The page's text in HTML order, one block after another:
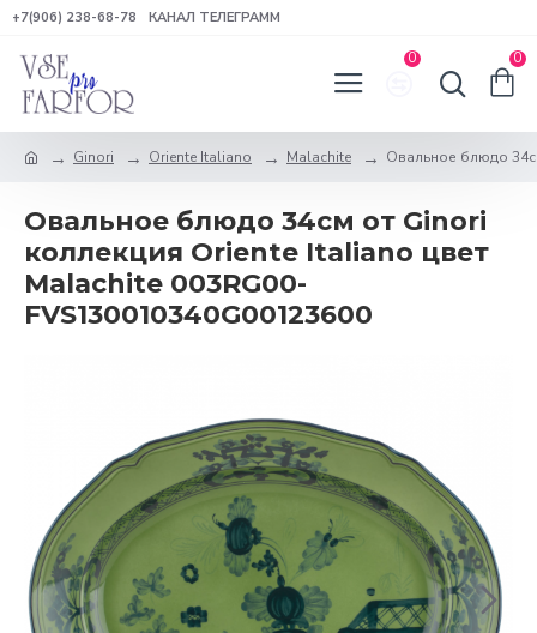
+7(906) 238-68-78 КАНАЛ ТЕЛЕГРАММ
0 0
Ginori Oriente Italiano Malachite Овальное блюдо
Овальное блюдо 34см от Ginori
коллекция Oriente Italiano цвет
Malachite 003RG00-
FVS130010340G00123600